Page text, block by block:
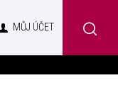
MŮJ ÚČET